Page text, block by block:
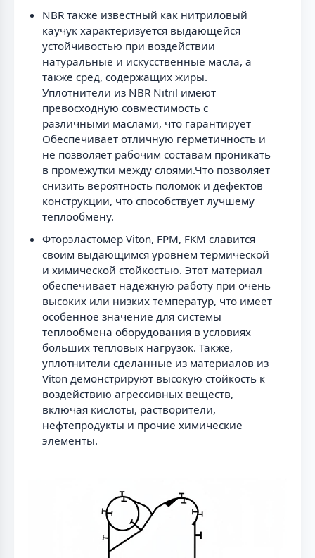
NBR также известный как нитриловый
каучук характеризуется выдающейся
устойчивостью при воздействии
натуральные и искусственные масла, а
также сред, содержащих жиры.
Уплотнители из NBR Nitril имеют
превосходную совместимость с
различными маслами, что гарантирует
Обеспечивает отличную герметичность и
не позволяет рабочим составам проникать
в промежутки между слоями.Что позволяет
снизить вероятность поломок и дефектов
конструкции, что способствует лучшему
теплообмену.
Фторэластомер Viton, FPM, FKM славится
своим выдающимся уровнем термической
и химической стойкостью. Этот материал
обеспечивает надежную работу при очень
высоких или низких температур, что имеет
особенное значение для системы
теплообмена оборудования в условиях
больших тепловых нагрузок. Также,
уплотнители сделанные из материалов из
Viton демонстрируют высокую стойкость к
воздействию агрессивных веществ,
включая кислоты, растворители,
нефтепродукты и прочие химические
элементы.